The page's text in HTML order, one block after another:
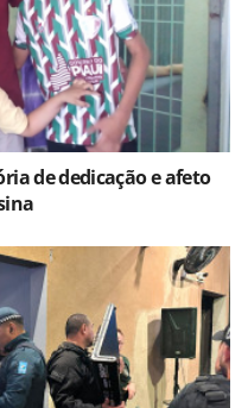
de dedicação e afeto